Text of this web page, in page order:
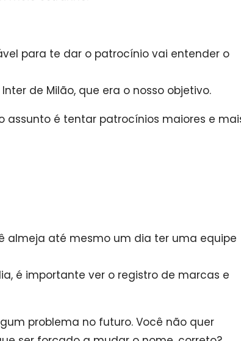
para te dar o patrocínio vai entender o
de Milão, que era o nosso objetivo.
assunto é tentar patrocínios maiores e
almeja até mesmo um dia ter uma equipe
é importante ver o registro de marcas e
problema no futuro.Você não quer